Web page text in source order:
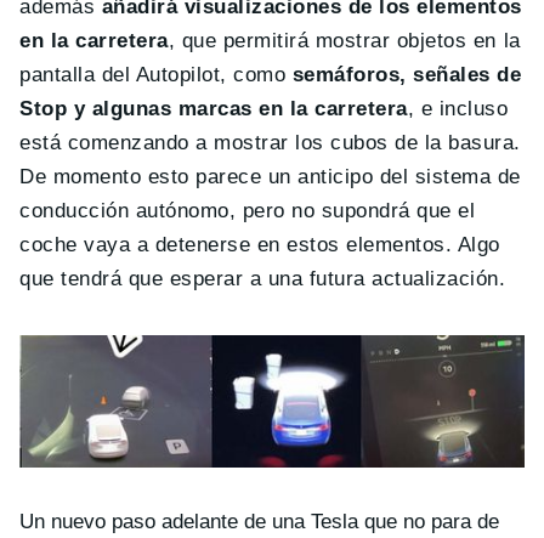
además añadirá visualizaciones de los elementos
en la carretera, que permitirá mostrar objetos en la
pantalla del Autopilot, como semáforos, señales de
Stop y algunas marcas en la carretera, e incluso
está comenzando a mostrar los cubos de la basura.
De momento esto parece un anticipo del sistema de
conducción autónomo, pero no supondrá que el
coche vaya a detenerse en estos elementos. Algo
que tendrá que esperar a una futura actualización.
Un nuevo paso adelante de una Tesla que no para de